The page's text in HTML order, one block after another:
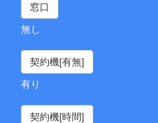
窓口
無し
契約機[有無]
有り
契約機[時間]